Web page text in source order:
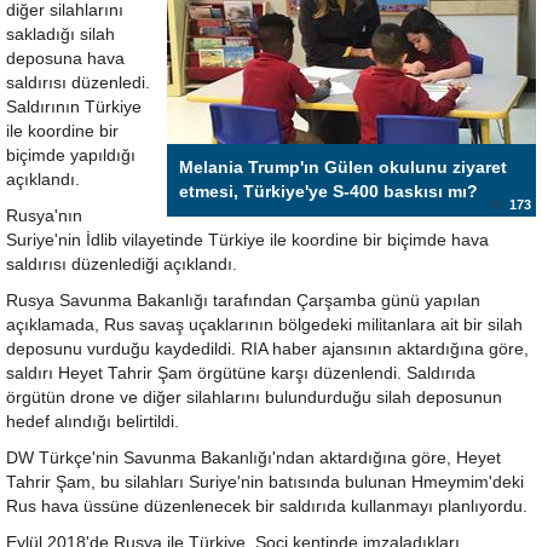
Melania Trump'ın Gülen okulunu ziyaret
etmesi, Türkiye'ye S-400 baskısı mı?
173
diğer silahlarını
sakladığı silah
deposuna hava
saldırısı düzenledi.
Saldırının Türkiye
ile koordine bir
biçimde yapıldığı
açıklandı.
Rusya'nın
Suriye'nin İdlib vilayetinde Türkiye ile koordine bir biçimde hava
saldırısı düzenlediği açıklandı.
Rusya Savunma Bakanlığı tarafından Çarşamba günü yapılan
açıklamada, Rus savaş uçaklarının bölgedeki militanlara ait bir silah
deposunu vurduğu kaydedildi. RIA haber ajansının aktardığına göre,
saldırı Heyet Tahrir Şam örgütüne karşı düzenlendi. Saldırıda
örgütün drone ve diğer silahlarını bulundurduğu silah deposunun
hedef alındığı belirtildi.
DW Türkçe'nin Savunma Bakanlığı'ndan aktardığına göre, Heyet
Tahrir Şam, bu silahları Suriye'nin batısında bulunan Hmeymim'deki
Rus hava üssüne düzenlenecek bir saldırıda kullanmayı planlıyordu.
Eylül 2018'de Rusya ile Türkiye, Soçi kentinde imzaladıkları